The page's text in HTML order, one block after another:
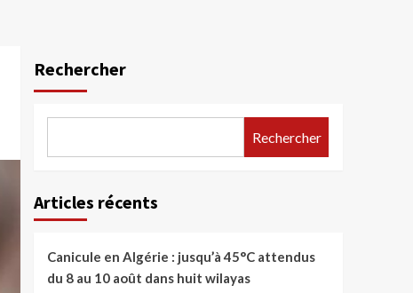
Rechercher
Rechercher
Articles récents
Canicule en Algérie : jusqu’à 45°C attendus
du 8 au 10 août dans huit wilayas